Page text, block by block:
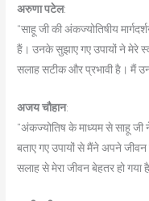
अरुणा पटेल:
“साहू जी की अंकज्योतिषीय
हैं। उनके सुझाए गए उपायों ने मेरे
सलाह सटीक और प्रभावी है। मैं
अजय चौहान:
“अंकज्योतिष के माध्यम से साहू जी
बताए गए उपायों से मैंने अपने
सलाह से मेरा जीवन बेहतर हो गया